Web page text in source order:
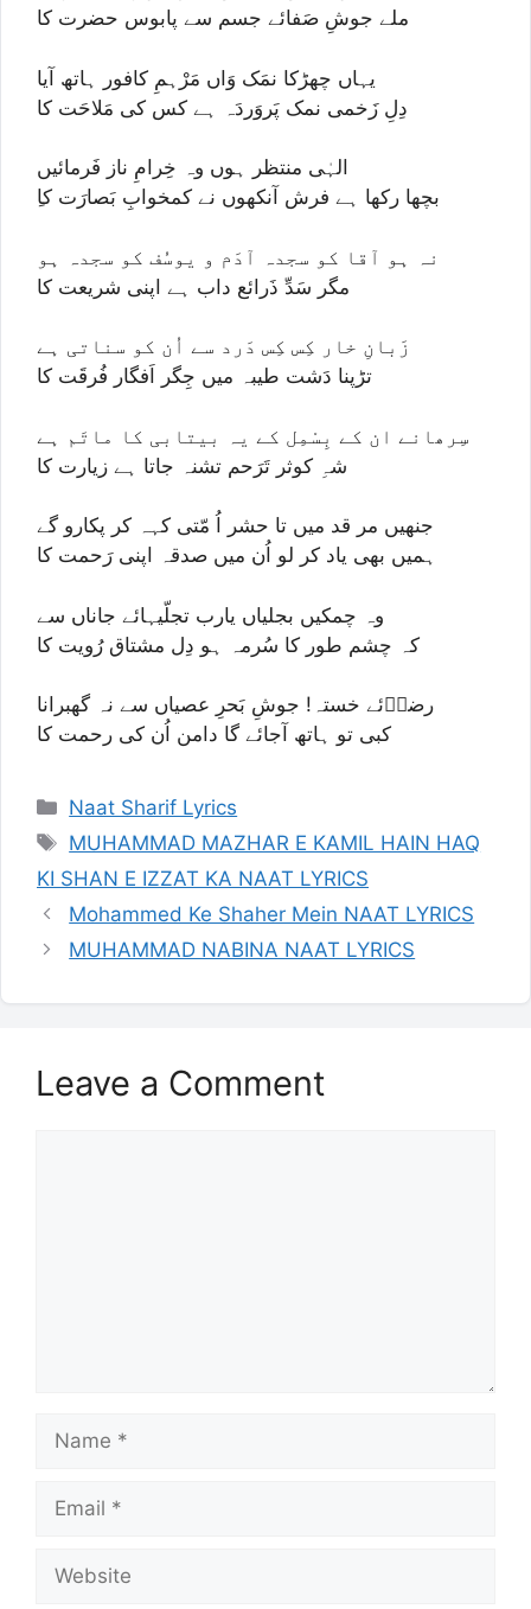
ملے جوشِ صَفائے جسم سے پابوس حضرت کا
یہاں چھڑکا نمَک وَاں مَرْہمِ کافور ہاتھ آیا
دِلِ زَخمی نمک پَروَردَہ ہے کس کی مَلاحَت کا
الہٰی منتظر ہوں وہ خِرامِ ناز فَرمائیں
ِبچھا رکھا ہے فرش آنکھوں نے کمخوابِ بَصارَت کا
نہ ہو آقا کو سجدہ آدَم و یوسُف کو سجدہ ہو
مگر سَدِّ ذَرائع داب ہے اپنی شریعت کا
زَبانِ خار کِس کِس دَرد سے اُن کو سناتی ہے
تڑپنا دَشت طیبہ میں جِگر اَفگار فُرقَت کا
سِرھانے ان کے بِسْمِل کے یہ بیتابی کا ماتَم ہے
شہِ کوثر تَرَحم تشنہ جاتا ہے زیارت کا
جنھیں مر قد میں تا حشر اُ مّتی کہہ کر پکارو گے
ہمیں بھی یاد کر لو اُن میں صدقہ اپنی رَحمت کا
وہ چمکیں بجلیاں یارب تجلّیہائے جاناں سے
کہ چشم طور کا سُرمہ ہو دِل مشتاق رُویت کا
رضاؔئے خستہ! جوشِ بَحرِ عصیاں سے نہ گھبرانا
کبی تو ہاتھ آجائے گا دامن اُن کی رحمت کا
Categories
Naat Sharif Lyrics
Tags
MUHAMMAD MAZHAR E KAMIL HAIN HAQ
KI SHAN E IZZAT KA NAAT LYRICS
Mohammed Ke Shaher Mein NAAT LYRICS
MUHAMMAD NABINA NAAT LYRICS
Leave a Comment
Name
Email
Website